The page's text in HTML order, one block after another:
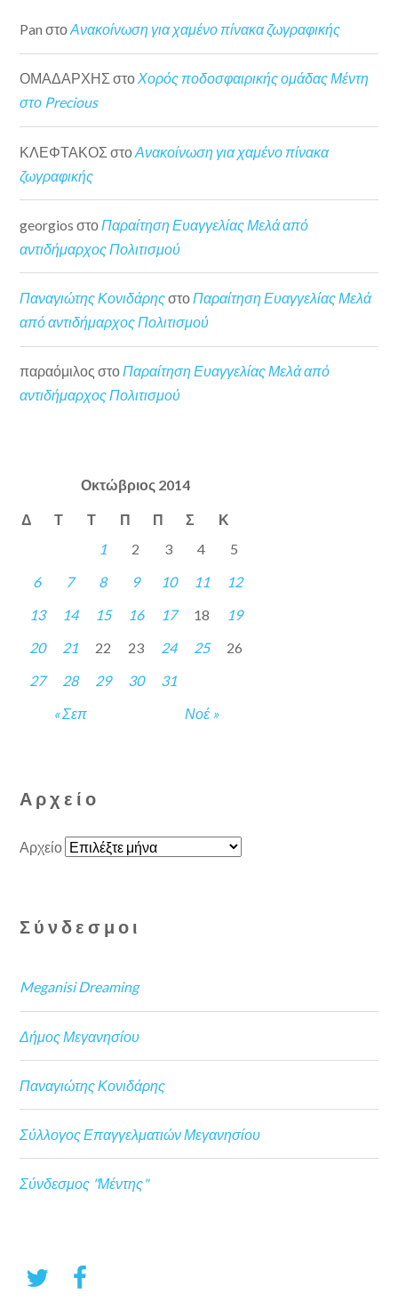
Pan στοΑνακοίνωση για χαμένο πίνακα ζωγραφικής
ΟΜΑΔΑΡΧΗΣ στοΧορός ποδοσφαιρικής ομάδας Μέντη
στο Precious
ΚΛΕΦΤΑΚΟΣ στοΑνακοίνωση για χαμένο πίνακα
ζωγραφικής
georgios στο Παραίτηση Ευαγγελίας Μελά από
αντιδήμαρχος Πολιτισμού
Παναγιώτης ΚονιδάρηςστοΠαραίτηση Ευαγγελίας Μελά
από αντιδήμαρχος Πολιτισμού
παραόμιλος στοΠαραίτηση Ευαγγελίας Μελά από
αντιδήμαρχος Πολιτισμού
Οκτώβριος 2014
Δ Τ Τ Π Π Σ Κ
« Σεπ Νοέ »
1 2 3 4
5
6
7 8 9 10 11
12
13
14 15 16 17 18
19
20
21 22 23 24 25
26
27
28 29 30 31
Αρχείο
Αρχείο
Σύνδεσμοι
Meganisi Dreaming
Δήμος Μεγανησίου
Παναγιώτης Κονιδάρης
Σύλλογος Επαγγελματιών Μεγανησίου
Σύνδεσμος "Μέντης"